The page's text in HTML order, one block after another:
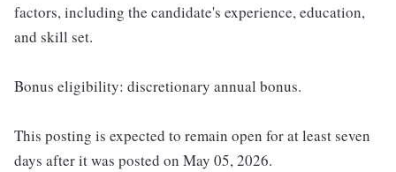
factors, including the candidate's experience, education,
and skill set.
Bonus eligibility: discretionary annual bonus.
This posting is expected to remain open for at least seven
days after it was posted on May 05, 2026.